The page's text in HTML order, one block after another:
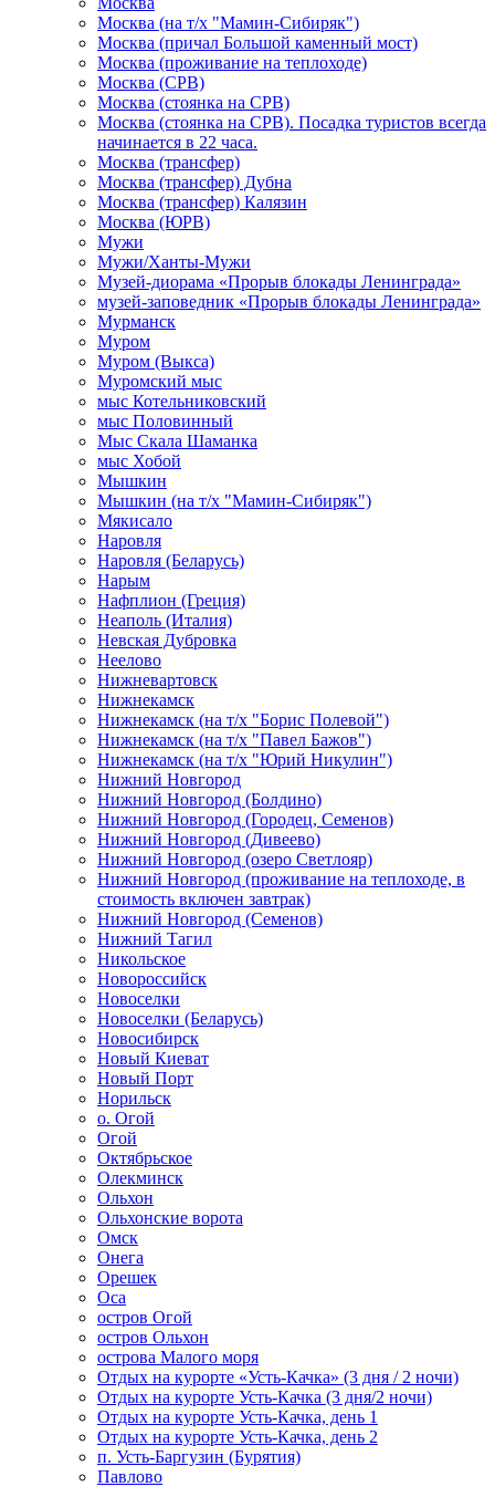
Москва (на т/х "Мамин-Сибиряк")
Москва (причал Большой каменный мост)
Москва (проживание на теплоходе)
Москва (СРВ)
Москва (стоянка на СРВ)
Москва (стоянка на СРВ). Посадка туристов всегда
начинается в 22 часа.
Москва (трансфер)
Москва (трансфер) Дубна
Москва (трансфер) Калязин
Москва (ЮРВ)
Мужи
Мужи/Ханты-Мужи
Музей-диорама «Прорыв блокады Ленинграда»
музей-заповедник «Прорыв блокады Ленинграда»
Мурманск
Муром
Муром (Выкса)
Муромский мыс
мыс Котельниковский
мыс Половинный
Мыс Скала Шаманка
мыс Хобой
Мышкин
Мышкин (на т/х "Мамин-Сибиряк")
Мякисало
Наровля
Наровля (Беларусь)
Нарым
Нафплион (Греция)
Неаполь (Италия)
Невская Дубровка
Неелово
Нижневартовск
Нижнекамск
Нижнекамск (на т/х "Борис Полевой")
Нижнекамск (на т/х "Павел Бажов")
Нижнекамск (на т/х "Юрий Никулин")
Нижний Новгород
Нижний Новгород (Болдино)
Нижний Новгород (Городец, Семенов)
Нижний Новгород (Дивеево)
Нижний Новгород (озеро Светлояр)
Нижний Новгород (проживание на теплоходе, в
стоимость включен завтрак)
Нижний Новгород (Семенов)
Нижний Тагил
Никольское
Новороссийск
Новоселки
Новоселки (Беларусь)
Новосибирск
Новый Киеват
Новый Порт
Норильск
о. Огой
Огой
Октябрьское
Олекминск
Ольхон
Ольхонские ворота
Омск
Онега
Орешек
Оса
остров Огой
остров Ольхон
острова Малого моря
Отдых на курорте «Усть-Качка» (3 дня / 2 ночи)
Отдых на курорте Усть-Качка (3 дня/2 ночи)
Отдых на курорте Усть-Качка, день 1
Отдых на курорте Усть-Качка, день 2
п. Усть-Баргузин (Бурятия)
Павлово